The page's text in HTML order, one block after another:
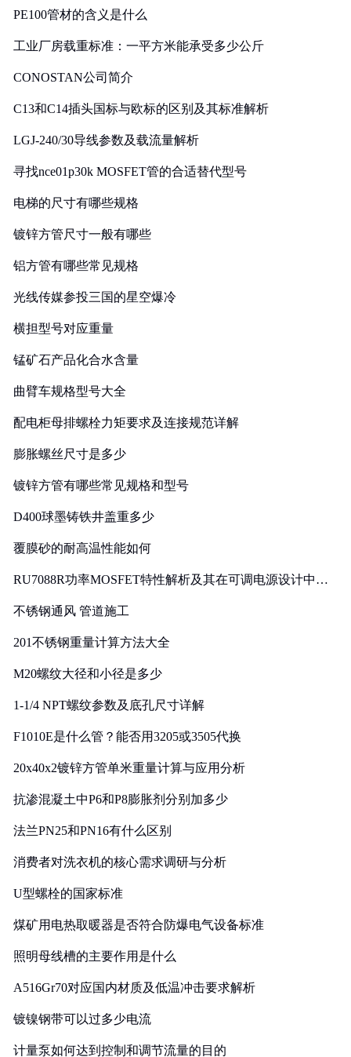
PE100管材的含义是什么
工业厂房载重标准：一平方米能承受多少公斤
CONOSTAN公司简介
C13和C14插头国标与欧标的区别及其标准解析
LGJ-240/30导线参数及载流量解析
寻找nce01p30k MOSFET管的合适替代型号
电梯的尺寸有哪些规格
镀锌方管尺寸一般有哪些
铝方管有哪些常见规格
光线传媒参投三国的星空爆冷
横担型号对应重量
锰矿石产品化合水含量
曲臂车规格型号大全
配电柜母排螺栓力矩要求及连接规范详解
膨胀螺丝尺寸是多少
镀锌方管有哪些常见规格和型号
D400球墨铸铁井盖重多少
覆膜砂的耐高温性能如何
RU7088R功率MOSFET特性解析及其在可调电源设计中的
不锈钢通风 管道施工
201不锈钢重量计算方法大全
M20螺纹大径和小径是多少
1-1/4 NPT螺纹参数及底孔尺寸详解
F1010E是什么管？能否用3205或3505代换
20x40x2镀锌方管单米重量计算与应用分析
抗渗混凝土中P6和P8膨胀剂分别加多少
法兰PN25和PN16有什么区别
消费者对洗衣机的核心需求调研与分析
U型螺栓的国家标准
煤矿用电热取暖器是否符合防爆电气设备标准
照明母线槽的主要作用是什么
A516Gr70对应国内材质及低温冲击要求解析
镀镍钢带可以过多少电流
计量泵如何达到控制和调节流量的目的